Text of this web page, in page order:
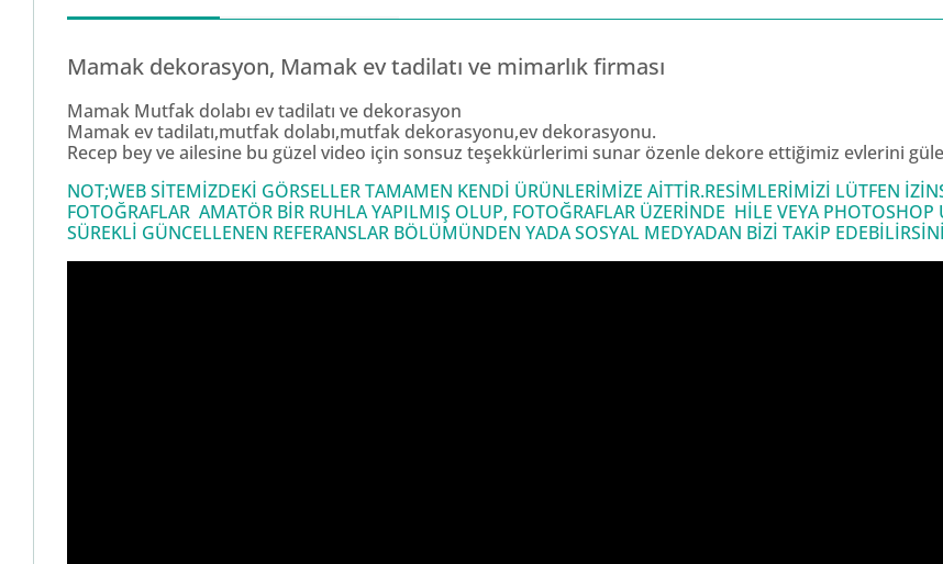
Mamak dekorasyon, Mamak ev tadilatı ve mimarlık firması
Mamak Mutfak dolabı ev tadilatı ve dekorasyon
Mamak ev tadilatı,mutfak dolabı,mutfak dekorasyonu,ev dekorasyonu.
Recep bey ve ailesine bu güzel video için sonsuz teşekkürlerimi sunar özenle dekore ettiğimiz evlerini
NOT;WEB SİTEMİZDEKİ GÖRSELLER TAMAMEN KENDİ ÜRÜNLERİMİZE AİTTİR.RESİMLERİMİZİ LÜTFEN
FOTOĞRAFLAR AMATÖR BİR RUHLA YAPILMIŞ OLUP, FOTOĞRAFLAR ÜZERİNDE HİLE VEYA
SÜREKLİ GÜNCELLENEN REFERANSLAR BÖLÜMÜNDEN YADA SOSYAL MEDYADAN BİZİ TAKİP